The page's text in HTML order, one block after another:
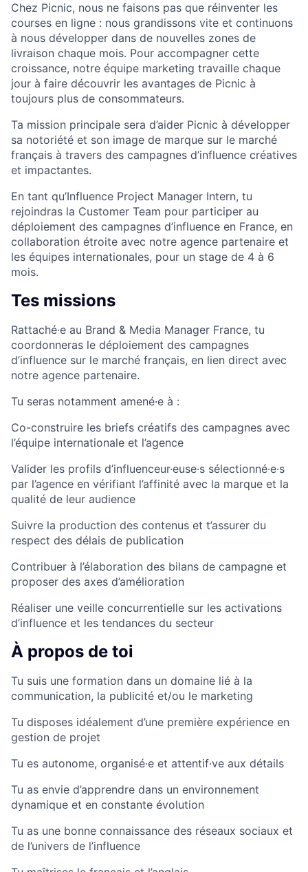
Chez Picnic, nous ne faisons pas que réinventer les
courses en ligne : nous grandissons vite et continuons
à nous développer dans de nouvelles zones de
livraison chaque mois. Pour accompagner cette
croissance, notre équipe marketing travaille chaque
jour à faire découvrir les avantages de Picnic à
toujours plus de consommateurs.
Ta mission principale sera d’aider Picnic à développer
sa notoriété et son image de marque sur le marché
français à travers des campagnes d’influence créatives
et impactantes.
En tant qu’Influence Project Manager Intern, tu
rejoindras la Customer Team pour participer au
déploiement des campagnes d’influence en France, en
collaboration étroite avec notre agence partenaire et
les équipes internationales, pour un stage de 4 à 6
mois.
Tes missions
Rattaché·e au Brand & Media Manager France, tu
coordonneras le déploiement des campagnes
d’influence sur le marché français, en lien direct avec
notre agence partenaire.
Tu seras notamment amené·e à :
Co-construire les briefs créatifs des campagnes avec
l’équipe internationale et l’agence
Valider les profils d’influenceur·euse·s sélectionné·e·s
par l’agence en vérifiant l’affinité avec la marque et la
qualité de leur audience
Suivre la production des contenus et t’assurer du
respect des délais de publication
Contribuer à l’élaboration des bilans de campagne et
proposer des axes d’amélioration
Réaliser une veille concurrentielle sur les activations
d’influence et les tendances du secteur
À propos de toi
Tu suis une formation dans un domaine lié à la
communication, la publicité et/ou le marketing
Tu disposes idéalement d’une première expérience en
gestion de projet
Tu es autonome, organisé·e et attentif·ve aux détails
Tu as envie d’apprendre dans un environnement
dynamique et en constante évolution
Tu as une bonne connaissance des réseaux sociaux et
de l’univers de l’influence